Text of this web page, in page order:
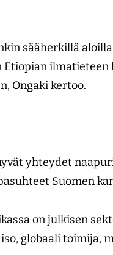
sääherkillä
ilmatieteen
Ongaki kertoo.
yhteydet
Suomen
on julkisen
globaali toimija,